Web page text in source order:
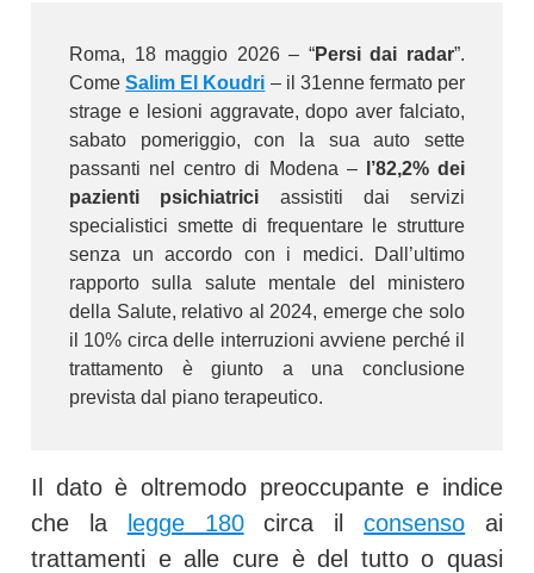
Roma, 18 maggio 2026 – “Persi dai radar”.
ComeSalim El Koudri – il 31enne fermato per
strage e lesioni aggravate, dopo aver falciato,
sabato pomeriggio, con la sua auto sette
passanti nel centro di Modena –l’82,2% dei
pazienti psichiatrici assistiti dai servizi
specialistici smette di frequentare le strutture
senza un accordo con i medici. Dall’ultimo
rapporto sulla salute mentale del ministero
della Salute, relativo al 2024, emerge che solo
il 10% circa delle interruzioni avviene perché il
trattamento è giunto a una conclusione
prevista dal piano terapeutico.
Il dato è oltremodo preoccupante e indice
che la
legge 180circa ilconsenso ai
trattamenti e alle cure è del tutto o quasi